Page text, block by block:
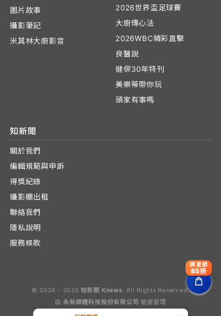
圖片故事
攝影筆記
米其林大廚影音
2026世界盃足球賽
大廚傳心法
2026WBC精彩直擊
良醫說
健保30年特刊
美樂蒂帶你玩
頭家有事嗎
知新聞
關於我們
編輯規範與申訴
得獎紀錄
攝影棚出租
聯絡我們
隱私說明
服務條款
© 2024 - 2026 知新聞 Knews . All Rights Reserved.
由 永新媒體科技股份有限公司 營運管理
爽夏節
85折